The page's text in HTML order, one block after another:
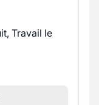
Travail le